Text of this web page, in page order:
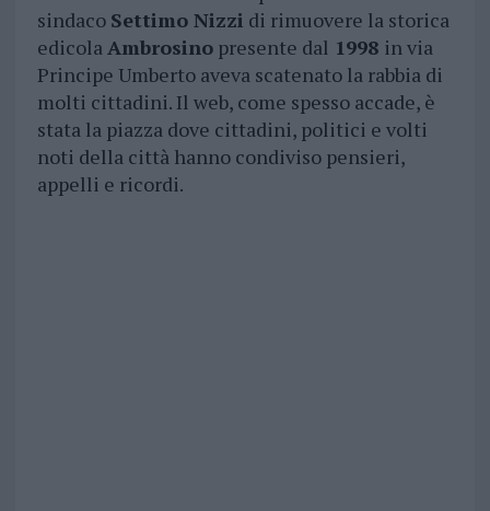
sindaco Settimo Nizzi di rimuovere la storica
edicolaAmbrosinopresente dal 1998 in via
Principe Umberto aveva scatenato la rabbia di
molti cittadini. Il web, come spesso accade, è
stata la piazza dove cittadini, politici e volti
noti della città hanno condiviso pensieri,
appelli e ricordi.